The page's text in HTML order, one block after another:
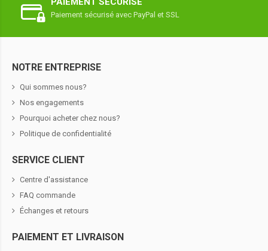
Paiement sécurisé avec PayPal et SSL
NOTRE ENTREPRISE
Qui sommes nous?
Nos engagements
Pourquoi acheter chez nous?
Politique de confidentialité
SERVICE CLIENT
Centre d'assistance
FAQ commande
Échanges et retours
PAIEMENT ET LIVRAISON